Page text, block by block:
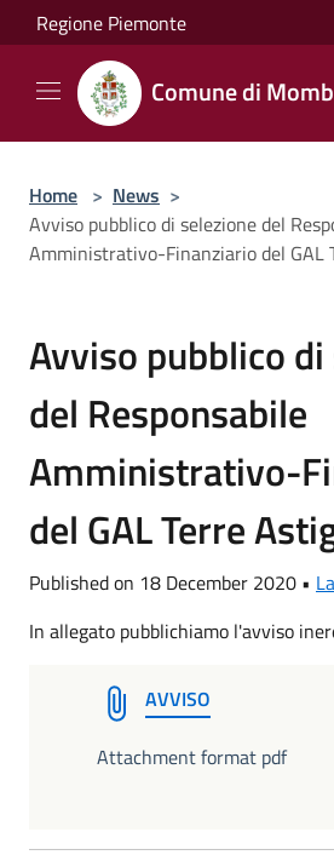
Salta al contenuto principale
Regione Piemonte
Comune di
Home > News >
Avviso pubblico di selezione del
Amministrativo-Finanziario del GAL
Avviso pubblico
del Responsabile
Amministrativo-
del GAL Terre
Published on 18 December 2020 •
In allegato pubblichiamo l'avviso
AVVISO
Attachment format pdf